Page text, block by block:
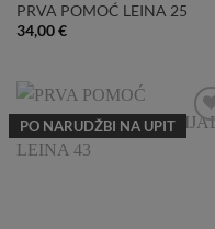
PRVA POMOĆ LEINA 25
34,00€
PO NARUDŽBI NA UPIT
Add to